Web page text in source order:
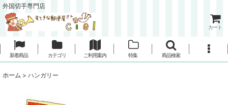
外国切手専門店
カート
新着商品 カテゴリ ご利用案内 特集 商品検索
ホーム > ハンガリー